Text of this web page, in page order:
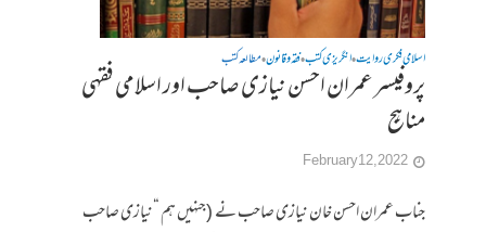
اسلامی فکری روایت•انگریزی کتب•فقہ وقانون•مطالعہ کتب
پروفیسر عمران احسن نیازی صاحب اور اسلامی فقہی
مناہج
February 12, 2022
جناب عمران احسن خان نیازی صاحب نے (جنہیں ہم “نیازی صاحب